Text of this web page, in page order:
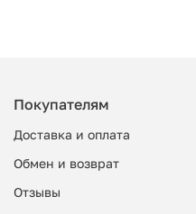
Покупателям
Доставка и оплата
Обмен и возврат
Отзывы